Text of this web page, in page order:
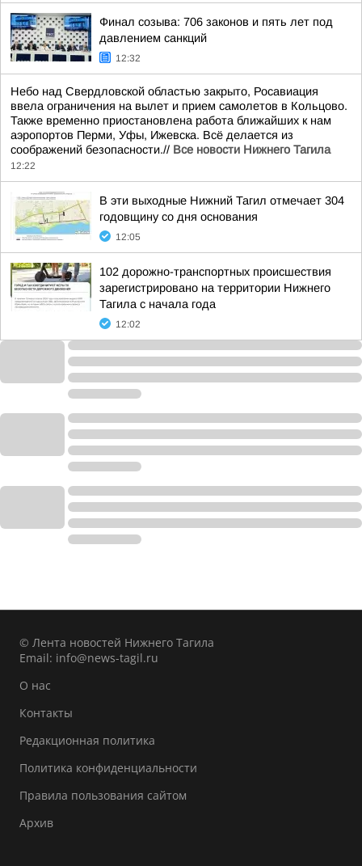
Финал созыва: 706 законов и пять лет под
давлением санкций
12:32
Небо над Свердловской областью закрыто, Росавиация
ввела ограничения на вылет и прием самолетов в Кольцово.
Также временно приостановлена работа ближайших к нам
аэропортов Перми, Уфы, Ижевска. Всё делается из
соображений безопасности.// Все новости Нижнего Тагила
12:22
В эти выходные Нижний Тагил отмечает 304
годовщину со дня основания
12:05
102 дорожно-транспортных происшествия
зарегистрировано на территории Нижнего
Тагила с начала года
12:02
© Лента новостей Нижнего Тагила
Email: info@news-tagil.ru
О нас
Контакты
Редакционная политика
Политика конфиденциальности
Правила пользования сайтом
Архив